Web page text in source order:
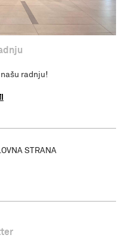
radnju!
STRANA